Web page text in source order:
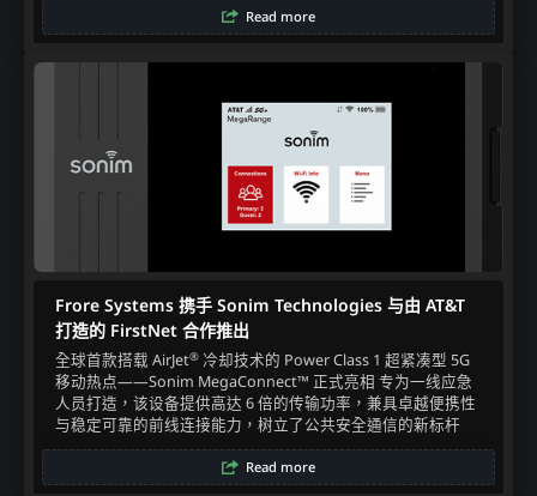
Read more
Frore Systems 携手 Sonim Technologies 与由 AT&T
打造的 FirstNet 合作推出
全球首款搭载 AirJet®冷却技术的 Power Class 1 超紧凑型 5G
移动热点——Sonim MegaConnect™ 正式亮相 专为一线应急
人员打造，该设备提供高达 6 倍的传输功率，兼具卓越便携性
与稳定可靠的前线连接能力，树立了公共安全通信的新标杆
Read more